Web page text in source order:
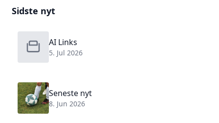
Sidste nyt
AI Links
5. Jul 2026
Seneste nyt
8. Jun 2026